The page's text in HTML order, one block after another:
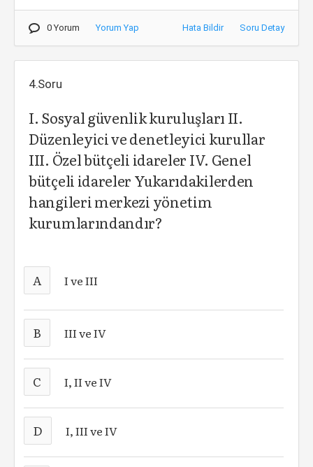
0 Yorum Yorum Yap Hata Bildir Soru Detay
4.Soru
I. Sosyal güvenlik kuruluşları II.
Düzenleyici ve denetleyici kurullar
III. Özel bütçeli idareler IV. Genel
bütçeli idareler Yukarıdakilerden
hangileri merkezi yönetim
kurumlarındandır?
A I ve III
B III ve IV
C I, II ve IV
D I, III ve IV